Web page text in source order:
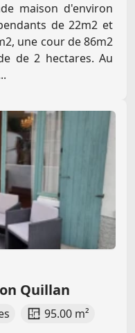
maison d'environ
de 22m2 et
une cour de 86m2
de 2 hectares. Au
Quillan
95.00 m²